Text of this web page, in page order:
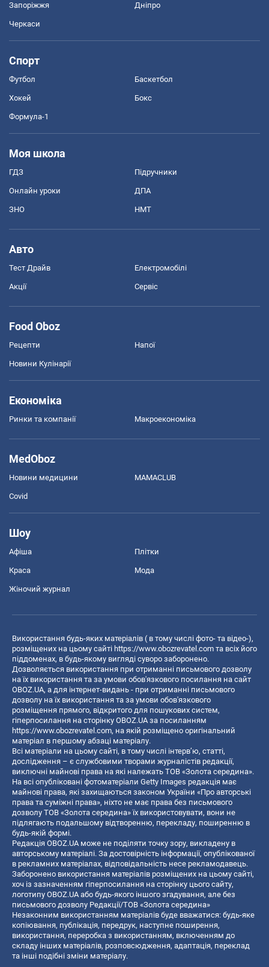
Запоріжжя Дніпро
Черкаси
Спорт
Футбол Баскетбол
Хокей Бокс
Формула-1
Моя школа
ГДЗ Підручники
Онлайн уроки ДПА
ЗНО НМТ
Авто
Тест Драйв Електромобілі
Акції Сервіс
Food Oboz
Рецепти Напої
Новини Кулінарії
Економіка
Ринки та компанії Макроекономіка
MedOboz
Новини медицини MAMACLUB
Covid
Шоу
Афіша Плітки
Краса Мода
Жіночий журнал
Використання будь-яких матеріалів ( в тому числі фото- та відео-),
розміщених на цьому сайті https://www.obozrevatel.com та всіх його
піддоменах, в будь-якому вигляді суворо заборонено.
Дозволяється використання при отриманні письмового дозволу
на їх використання та за умови обов'язкового посилання на сайт
OBOZ.UA, а для інтернет-видань - при отриманні письмового
дозволу на їх використання та за умови обов'язкового
розміщення прямого, відкритого для пошукових систем,
гіперпосилання на сторінку OBOZ.UA за посиланням
https://www.obozrevatel.com, на якій розміщено оригінальний
матеріал в першому абзаці матеріалу.
Всі матеріали на цьому сайті, в тому числі інтерв’ю, статті,
дослідження – є службовими творами журналістів редакції,
виключні майнові права на які належать ТОВ «Золота середина».
На всі опубліковані фотоматеріали Getty Images редакція має
майнові права, які захищаються законом України «Про авторські
права та суміжні права», ніхто не має права без письмового
дозволу ТОВ «Золота середина» їх використовувати, вони не
підлягають подальшому відтворенню, перекладу, поширенню в
будь-якій формі.
Редакція OBOZ.UA може не поділяти точку зору, викладену в
авторському матеріалі. За достовірність інформації, опублікованої
в рекламних матеріалах, відповідальність несе рекламодавець.
Заборонено використання матеріалів розміщених на цьому сайті,
хоч із зазначенням гіперпосилання на сторінку цього сайту,
логотипу OBOZ.UA або будь-якого іншого згадування, але без
письмового дозволу Редакції/ТОВ «Золота середина»
Незаконним використанням матеріалів буде вважатися: будь-яке
копiювання, публiкацiя, передрук, наступне поширення,
використання, переробка з використанням, включенням до
складу інших матеріалів, розповсюдження, адаптація, переклад
та інші подібні зміни матеріалу.